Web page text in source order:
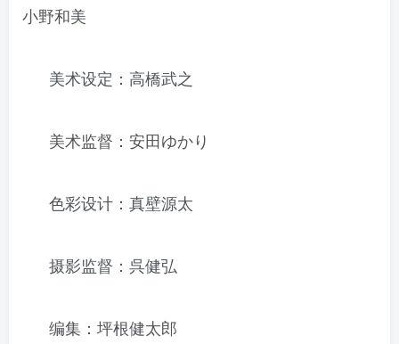
小野和美
美术设定：高橋武之
美术监督：安田ゆかり
色彩设计：真壁源太
摄影监督：呉健弘
编集：坪根健太郎